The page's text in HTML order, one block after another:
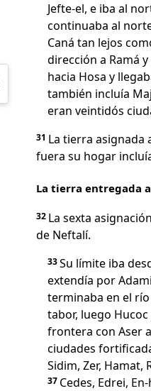
Jefte-el, e iba al
continuaba al
Caná tan lejos
dirección a Ramá
hacia Hosa y
también incluía
eran veintidós
31 La tierra asignada
fuera su hogar
La tierra entregada
32 La sexta
de Neftalí.
33Su límite iba
extendía por
terminaba en el río
tabor, luego
frontera con Aser
ciudades
Sidim, Zer, Hamat,
37 Cedes, Edrei,